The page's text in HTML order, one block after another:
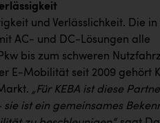
und Verlässlichkeit. Die
AC- und DC-Lösungen alle
bis zum schweren
E-Mobilität seit 2009 gehört
„Für KEBA ist diese
ist ein gemeinsames